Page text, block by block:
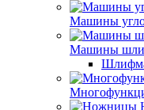
Машины
Машины